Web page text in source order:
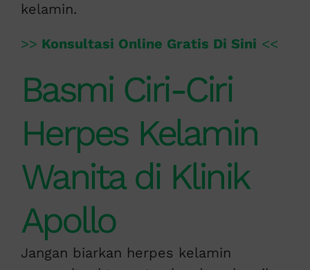
kelamin.
>> Konsultasi Online Gratis Di Sini <<
Basmi Ciri-Ciri
Herpes Kelamin
Wanita di Klinik
Apollo
Jangan biarkan herpes kelamin